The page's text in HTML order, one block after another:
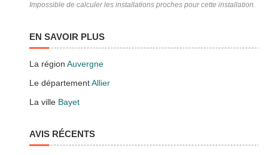
Impossible de calculer les installations proches pour cette installation.
EN SAVOIR PLUS
La régionAuvergne
Le départementAllier
La ville Bayet
AVIS RÉCENTS